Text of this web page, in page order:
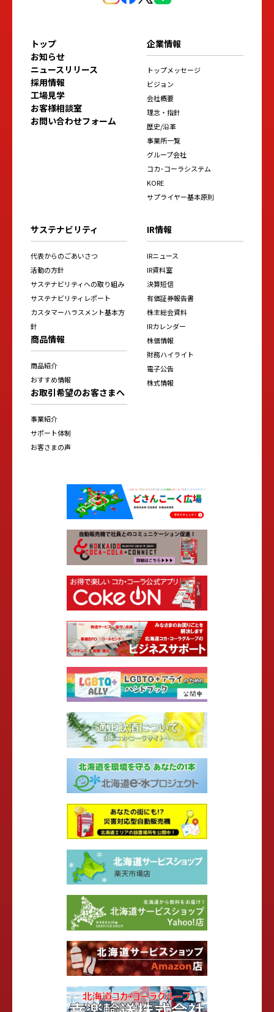
トップ
お知らせ
ニュースリリース
採用情報
工場見学
お客様相談室
お問い合わせフォーム
企業情報
トップメッセージ
ビジョン
会社概要
理念・指針
歴史/沿革
事業所一覧
グループ会社
コカ･コーラシステム
KORE
サプライヤー基本原則
サステナビリティ
代表からのごあいさつ
活動の方針
サステナビリティへの取り組み
サステナビリティレポート
カスタマーハラスメント基本方
針
商品情報
商品紹介
おすすめ情報
お取引希望のお客さまへ
事業紹介
サポート体制
お客さまの声
IR情報
IRニュース
IR資料室
決算短信
有価証券報告書
株主総会資料
IRカレンダー
株価情報
財務ハイライト
電子公告
株式情報